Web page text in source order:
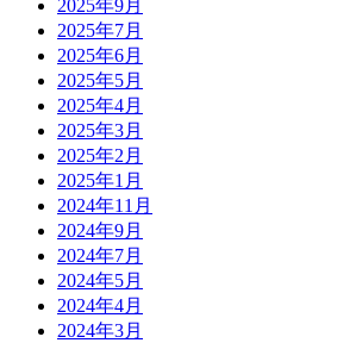
2025年9月
2025年7月
2025年6月
2025年5月
2025年4月
2025年3月
2025年2月
2025年1月
2024年11月
2024年9月
2024年7月
2024年5月
2024年4月
2024年3月